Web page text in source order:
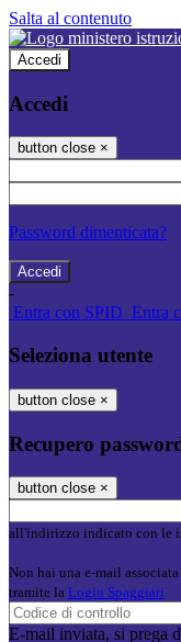
Salta al contenuto
Accedi
Accedi
button close ×
Password dimenticata?
-
Entra con SPID Entra
Seleziona utente
button close ×
Recupero
button close ×
all'indirizzo indicato con le
Non hai una e-mail
tramite la Login Spaggiari
E-mail inviata, si prega